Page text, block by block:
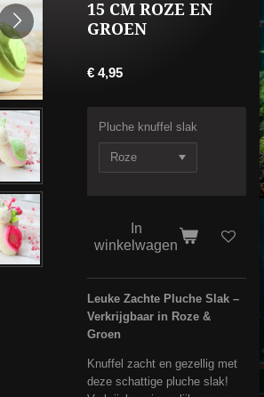
15 CM ROZE EN
GROEN
€ 4,95
Pluche knuffel slak
In
winkelwagen
Leuke Zachte Pluche Slak –
Verkrijgbaar in Roze &
Groen
Knuffel zacht en gezellig met
deze schattige pluche slak!